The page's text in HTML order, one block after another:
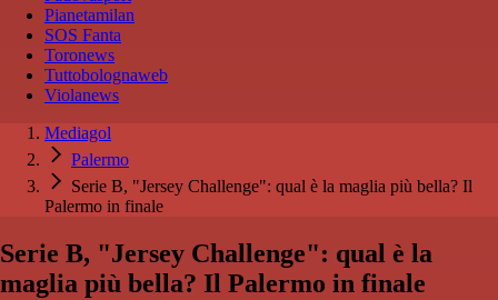
Pianetamilan
SOS Fanta
Toronews
Tuttobolognaweb
Violanews
Mediagol
Palermo
Serie B, "Jersey Challenge": qual è la maglia più bella? Il
Palermo in finale
Serie B, "Jersey Challenge": qual è la
maglia più bella? Il Palermo in finale